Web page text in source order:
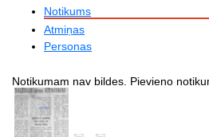
Notikums
Atmiņas
Personas
Notikumam nav bildes. Pievieno